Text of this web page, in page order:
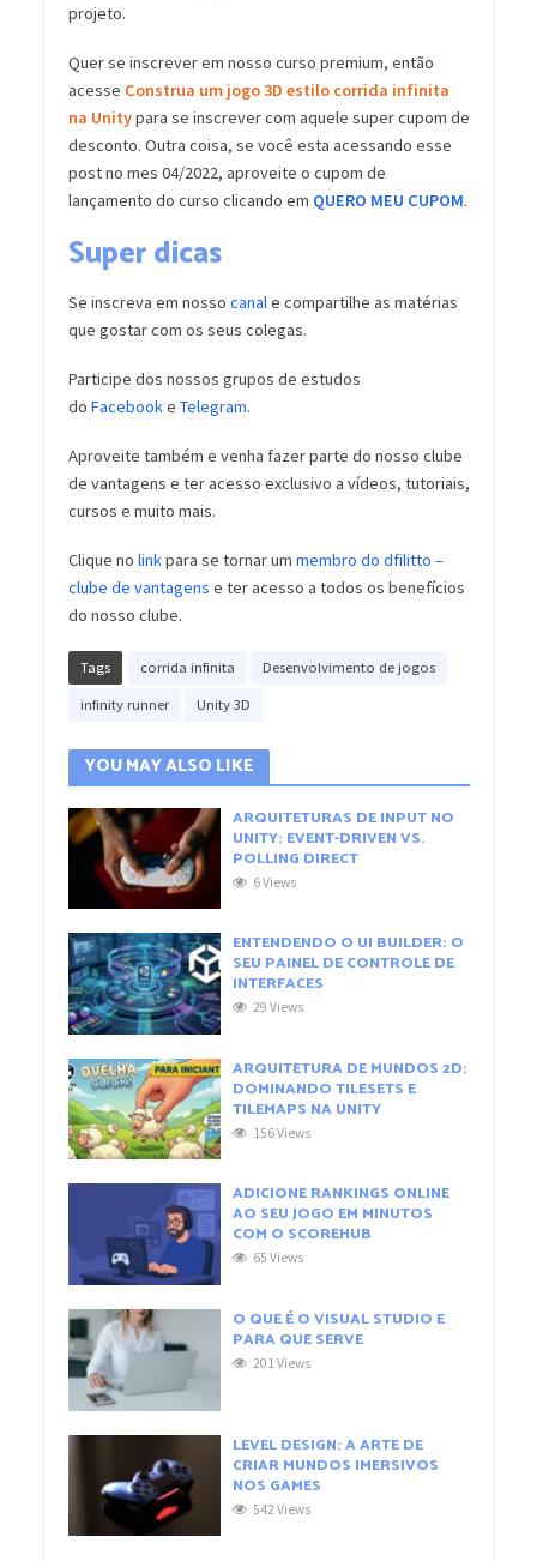
projeto.
Quer se inscrever em nosso curso premium, então
acesse Construa um jogo 3D estilo corrida infinita
na Unitypara se inscrever com aquele super cupom de
desconto. Outra coisa, se você esta acessando esse
post no mes 04/2022, aproveite o cupom de
lançamento do curso clicando em QUERO MEU CUPOM.
Super dicas
Se inscreva em nosso canale compartilhe as matérias
que gostar com os seus colegas.
Participe dos nossos grupos de estudos
do Facebooke Telegram.
Aproveite também e venha fazer parte do nosso clube
de vantagens e ter acesso exclusivo a vídeos, tutoriais,
cursos e muito mais.
Clique no linkpara se tornar um membro do dfilitto –
clube de vantagens e ter acesso a todos os benefícios
do nosso clube.
Tags corrida infinita Desenvolvimento de jogos
infinity runner Unity 3D
YOU MAY ALSO LIKE
ARQUITETURAS DE INPUT NO
UNITY: EVENT-DRIVEN VS.
POLLING DIRECT
6 Views
ENTENDENDO O UI BUILDER: O
SEU PAINEL DE CONTROLE DE
INTERFACES
29 Views
ARQUITETURA DE MUNDOS 2D:
DOMINANDO TILESETS E
TILEMAPS NA UNITY
156 Views
ADICIONE RANKINGS ONLINE
AO SEU JOGO EM MINUTOS
COM O SCOREHUB
65 Views
O QUE É O VISUAL STUDIO E
PARA QUE SERVE
201 Views
LEVEL DESIGN: A ARTE DE
CRIAR MUNDOS IMERSIVOS
NOS GAMES
542 Views